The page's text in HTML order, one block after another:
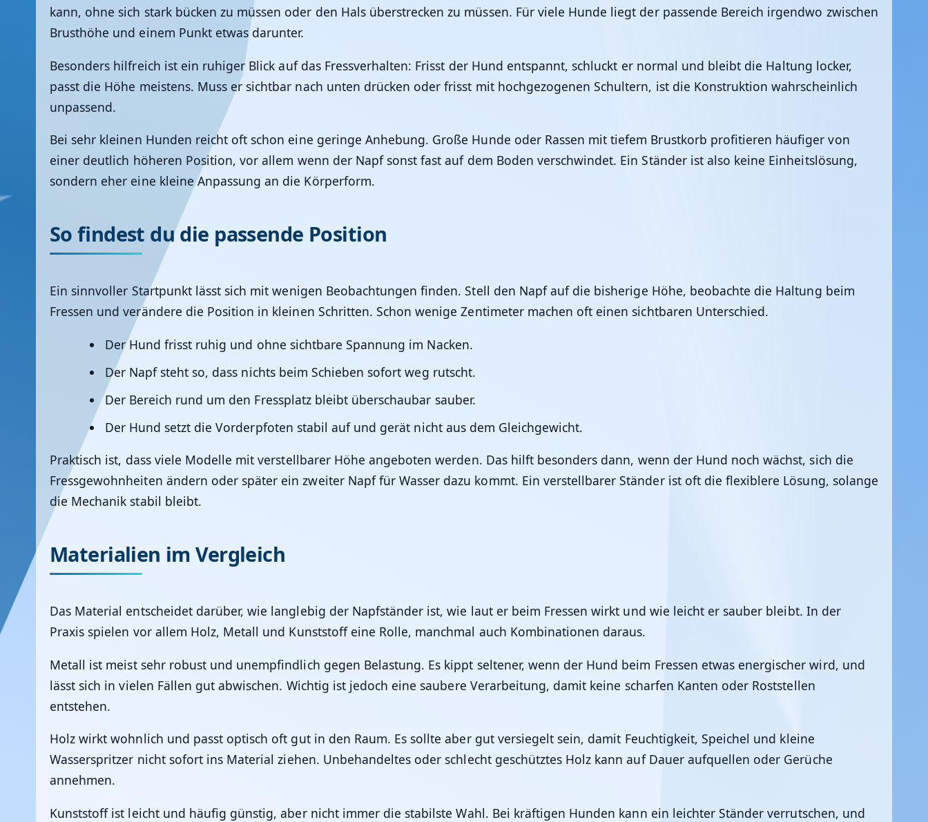
kann, ohne sich stark bücken zu müssen oder den Hals überstrecken zu müssen. Für viele Hunde liegt der passende Bereich irgendwo zwischen
Brusthöhe und einem Punkt etwas darunter.
Besonders hilfreich ist ein ruhiger Blick auf das Fressverhalten: Frisst der Hund entspannt, schluckt er normal und bleibt die Haltung locker,
passt die Höhe meistens. Muss er sichtbar nach unten drücken oder frisst mit hochgezogenen Schultern, ist die Konstruktion wahrscheinlich
unpassend.
Bei sehr kleinen Hunden reicht oft schon eine geringe Anhebung. Große Hunde oder Rassen mit tiefem Brustkorb profitieren häufiger von
einer deutlich höheren Position, vor allem wenn der Napf sonst fast auf dem Boden verschwindet. Ein Ständer ist also keine Einheitslösung,
sondern eher eine kleine Anpassung an die Körperform.
So findest du die passende Position
Ein sinnvoller Startpunkt lässt sich mit wenigen Beobachtungen finden. Stell den Napf auf die bisherige Höhe, beobachte die Haltung beim
Fressen und verändere die Position in kleinen Schritten. Schon wenige Zentimeter machen oft einen sichtbaren Unterschied.
Der Hund frisst ruhig und ohne sichtbare Spannung im Nacken.
Der Napf steht so, dass nichts beim Schieben sofort weg rutscht.
Der Bereich rund um den Fressplatz bleibt überschaubar sauber.
Der Hund setzt die Vorderpfoten stabil auf und gerät nicht aus dem Gleichgewicht.
Praktisch ist, dass viele Modelle mit verstellbarer Höhe angeboten werden. Das hilft besonders dann, wenn der Hund noch wächst, sich die
Fressgewohnheiten ändern oder später ein zweiter Napf für Wasser dazu kommt. Ein verstellbarer Ständer ist oft die flexiblere Lösung, solange
die Mechanik stabil bleibt.
Materialien im Vergleich
Das Material entscheidet darüber, wie langlebig der Napfständer ist, wie laut er beim Fressen wirkt und wie leicht er sauber bleibt. In der
Praxis spielen vor allem Holz, Metall und Kunststoff eine Rolle, manchmal auch Kombinationen daraus.
Metall ist meist sehr robust und unempfindlich gegen Belastung. Es kippt seltener, wenn der Hund beim Fressen etwas energischer wird, und
lässt sich in vielen Fällen gut abwischen. Wichtig ist jedoch eine saubere Verarbeitung, damit keine scharfen Kanten oder Roststellen
entstehen.
Holz wirkt wohnlich und passt optisch oft gut in den Raum. Es sollte aber gut versiegelt sein, damit Feuchtigkeit, Speichel und kleine
Wasserspritzer nicht sofort ins Material ziehen. Unbehandeltes oder schlecht geschütztes Holz kann auf Dauer aufquellen oder Gerüche
annehmen.
Kunststoff ist leicht und häufig günstig, aber nicht immer die stabilste Wahl. Bei kräftigen Hunden kann ein leichter Ständer verrutschen, und